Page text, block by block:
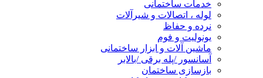
خدمات ساختمانی
لوله ، اتصالات و شیرآلات
نرده و حفاظ
یونولیت و فوم
ماشین آلات و ابزار ساختمانی
آسانسور /پله برقی /بالابر
بازسازی ساختمان